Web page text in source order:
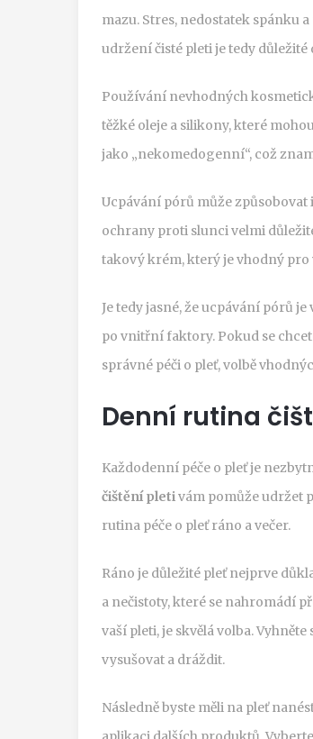
mazu. Stres, nedostatek spánku
udržení čisté pleti je tedy
Používání nevhodných
těžké oleje a silikony, které
jako „nekomedogenní“, což
Ucpávání pórů může
ochrany proti slunci velmi
takový krém, který je vhodný pro
Je tedy jasné, že ucpávání pórů
po vnitřní faktory. Pokud se
správné péči o pleť, volbě
Denní rutina
Každodenní péče o pleť je
čištění pletivám pomůže udržet
rutina péče o pleť ráno a večer.
Ráno je důležité pleť nejprve
a nečistoty, které se nahromádí
vaší pleti, je skvělá volba.
vysušovat a dráždit.
Následně byste měli na pleť